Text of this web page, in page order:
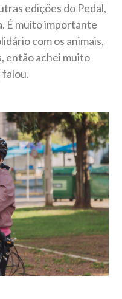
edições do Pedal,
É muito importante
com os animais,
então achei muito
falou.